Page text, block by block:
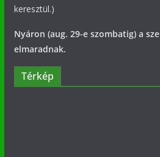
keresztül.)
Nyáron (aug. 29-e szombatig) a
elmaradnak.
Térkép